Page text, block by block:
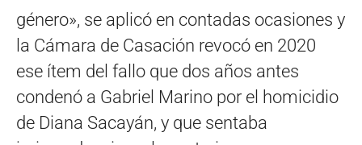
género», se aplicó en contadas ocasiones y
la Cámara de Casación revocó en 2020
ese ítem del fallo que dos años antes
condenó a Gabriel Marino por el homicidio
de Diana Sacayán, y que sentaba